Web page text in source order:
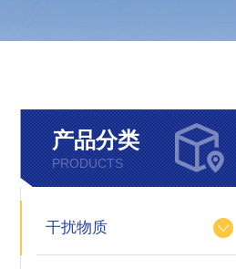
产品分类
PRODUCTS
干扰物质